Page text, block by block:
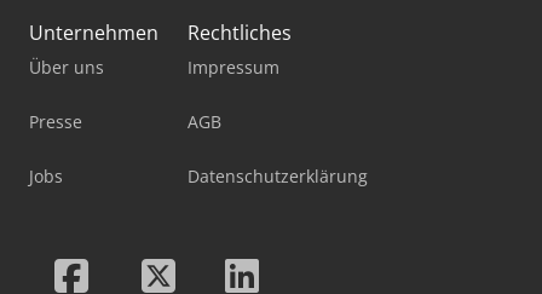
Unternehmen
Über uns
Presse
Jobs
Rechtliches
Impressum
AGB
Datenschutzerklärung